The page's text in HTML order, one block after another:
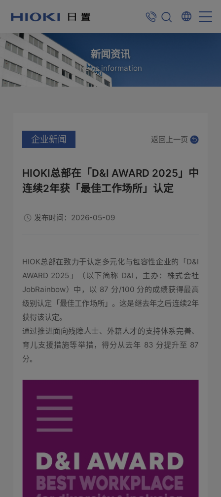
新闻资讯
News information
企业新闻 返回上一页
HIOKI总部在「D&I AWARD 2025」中
连续2年获「最佳工作场所」认定
发布时间：2026-05-09
HIOK总部在致力于认定多元化与包容性企业的「D&I
AWARD 2025」（以下简称 D&I，主办：株式会社
JobRainbow）中，以 87 分/100 分的成绩获得最高
级别认定「最佳工作场所」。这是继去年之后连续2年
获得该认定。
通过推进面向残障人士、外籍人才的支持体系完善、
育儿支援措施等举措，得分从去年 83 分提升至 87
分。